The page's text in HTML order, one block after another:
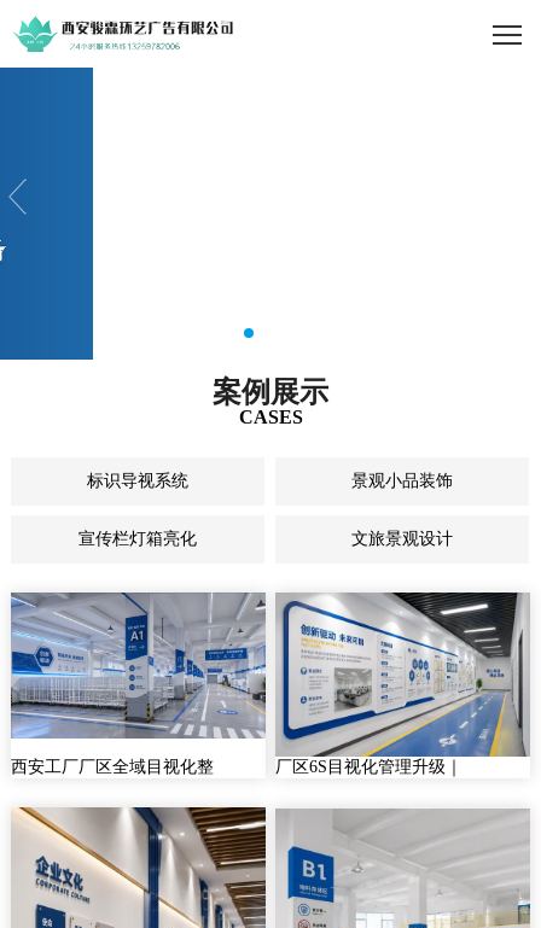
案例展示
CASES
标识导视系统 景观小品装饰
宣传栏灯箱亮化 文旅景观设计
西安工厂厂区全域目视化整 厂区6S目视化管理升级｜